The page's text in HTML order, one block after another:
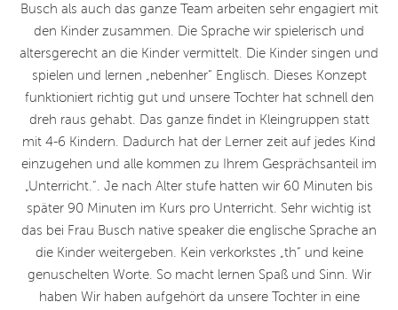
Busch als auch das ganze Team arbeiten sehr engagiert mit
den Kinder zusammen. Die Sprache wir spielerisch und
altersgerecht an die Kinder vermittelt. Die Kinder singen und
spielen und lernen „nebenher“ Englisch. Dieses Konzept
funktioniert richtig gut und unsere Tochter hat schnell den
dreh raus gehabt. Das ganze findet in Kleingruppen statt
mit 4-6 Kindern. Dadurch hat der Lerner zeit auf jedes Kind
einzugehen und alle kommen zu Ihrem Gesprächsanteil im
„Unterricht.“. Je nach Alter stufe hatten wir 60 Minuten bis
später 90 Minuten im Kurs pro Unterricht. Sehr wichtig ist
das bei Frau Busch native speaker die englische Sprache an
die Kinder weitergeben. Kein verkorkstes „th“ und keine
genuschelten Worte. So macht lernen Spaß und Sinn. Wir
haben Wir haben aufgehört da unsere Tochter in eine